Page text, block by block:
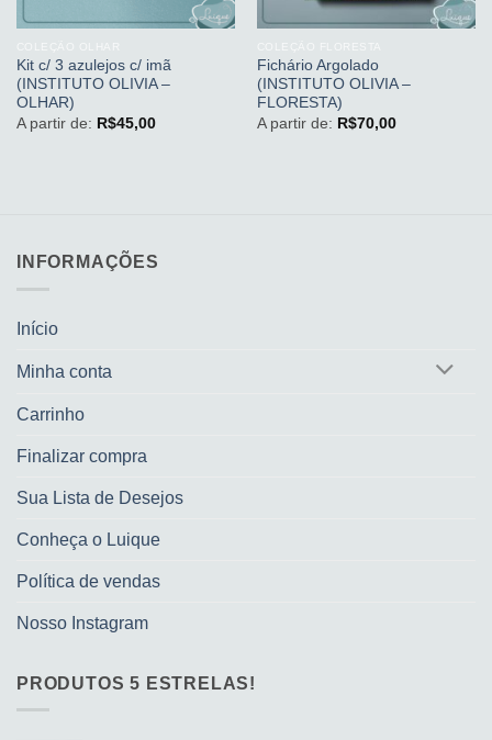
Kit c/ 3 azulejos c/ imã
(INSTITUTO OLIVIA –
OLHAR)
A partir de: R$45,00
Fichário Argolado
(INSTITUTO OLIVIA –
FLORESTA)
A partir de: R$70,00
INFORMAÇÕES
Início
Minha conta
Carrinho
Finalizar compra
Sua Lista de Desejos
Conheça o Luique
Política de vendas
Nosso Instagram
PRODUTOS 5 ESTRELAS!